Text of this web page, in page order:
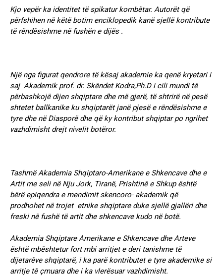
Kjo vepër ka identitet të spikatur kombëtar. Autorët që
përfshihen në këtë botim enciklopedik kanë sjellë kontribute
të rëndësishme në fushën e dijës .
Një nga figurat qendrore të kësaj akademie ka qenë kryetari i
saj Akademik prof. dr. Skëndet Kodra,Ph.D i cili mundi të
përbashkojë dijen shqiptare dhe më gjerë, të shtrirë në pesë
shtetet ballkanike ku shqiptarët janë pjesë e rëndësishme e
tyre dhe në Diasporë dhe që ky kontribut shqiptar po ngrihet
vazhdimisht drejt nivelit botëror.
Tashmë Akademia Shqiptaro-Amerikane e Shkencave dhe e
Artit me seli në Nju Jork, Tiranë, Prishtinë e Shkup është
bërë epiqendra e mendimit skencoro- akademik që
prodhohet në trojet etnike shqiptare duke sjellë gjallëri dhe
freski në fushë të artit dhe shkencave kudo në botë.
Akademia Shqiptare Amerikane e Shkencave dhe Arteve
është mbështetur fort mbi arritjet e deri tanishme të
dijetarëve shqiptarë, i ka parë kontributet e tyre akademike si
arritje të çmuara dhe i ka vlerësuar vazhdimisht.